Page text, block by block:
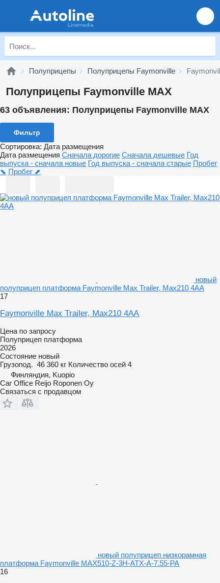
Полуприцепы Полуприцепы Faymonville
Полуприцепы Faymonville MAX
63 объявления: Полуприцепы Faymonville MAX
Фильтр
Сортировка: Дата размещения
Дата размещения Сначала дорогие Сначала дешевые Год
выпуска - сначала новые Год выпуска - сначала старые Пробег
⬊ Пробег ⬈
новый
полуприцеп платформа Faymonville Max Trailer, Max210 4AA
17
Faymonville Max Trailer, Max210 4AA
Цена по запросу
Полуприцеп платформа
2026
Состояние новый
Грузопод. 46 360 кг Количество осей 4
Финляндия, Kuopio
Car Office Reijo Roponen Oy
Связаться с продавцом
новый полуприцеп низкорамная
платформа Faymonville MAX510-Z-3H-ATX-A-7.55-PA
16